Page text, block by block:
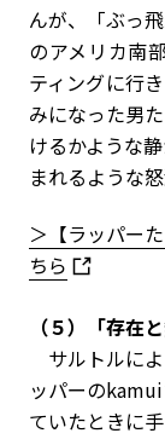
んが、「ぶっ
のアメリカ南
ティングに行
みになった男
けるかような
まれるような
＞【ラッパー
ちら
（５）「存在と
サルトルに
ッパーの
ていたときに